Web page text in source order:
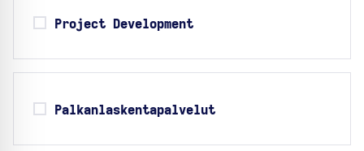
Project Development
Palkanlaskentapalvelut